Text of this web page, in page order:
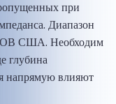
при
Диапазон
США. Необходим
глубина
напрямую влияют